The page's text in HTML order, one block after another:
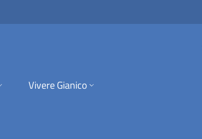
Vivere Gianico